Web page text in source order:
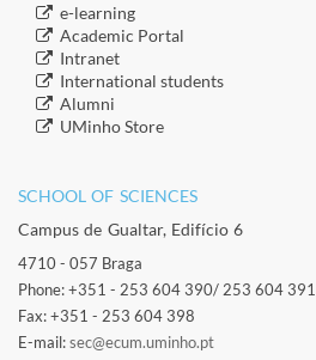
​e-learning
Academic Portal
​Intranet
​International students
​Alumni
​​UMinho Store
SCHOOL OF SCIENCES​
Campus de Gualtar, Edifício 6
4710 - 057 Braga
Phone: +351 - 253 604 390/ 253 604 391
Fax: +351 - 253 604 398
E-mail:sec@ecum.uminho.pt